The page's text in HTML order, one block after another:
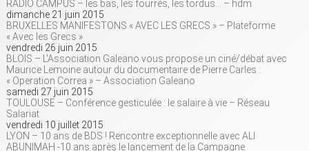
RADIO CAMPUS – les bas, les fourrés, les tordus… – hdm
dimanche 21 juin 2015
BRUXELLES MANIFESTONS « AVEC LES GRECS » – Plateforme
« Avec les Grecs »
vendredi 26 juin 2015
BLOIS – L’Association Galeano vous propose un ciné/débat avec
Maurice Lemoine autour du documentaire de Pierre Carles :
« Operation Correa » – Association Galeano
samedi 27 juin 2015
TOULOUSE – Conférence gesticulée : le salaire à vie – Réseau
Salariat
vendredi 10 juillet 2015
LYON – 10 ans de BDS ! Rencontre exceptionnelle avec ALI
ABUNIMAH -10 ans après le lancement de la Campagne